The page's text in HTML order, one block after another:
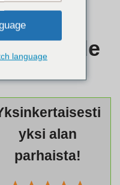
UsaSexGuide
yksi alan
parhaista!
language